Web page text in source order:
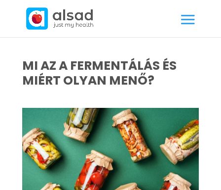
MI AZ A FERMENTÁLÁS ÉS
MIÉRT OLYAN MENŐ?